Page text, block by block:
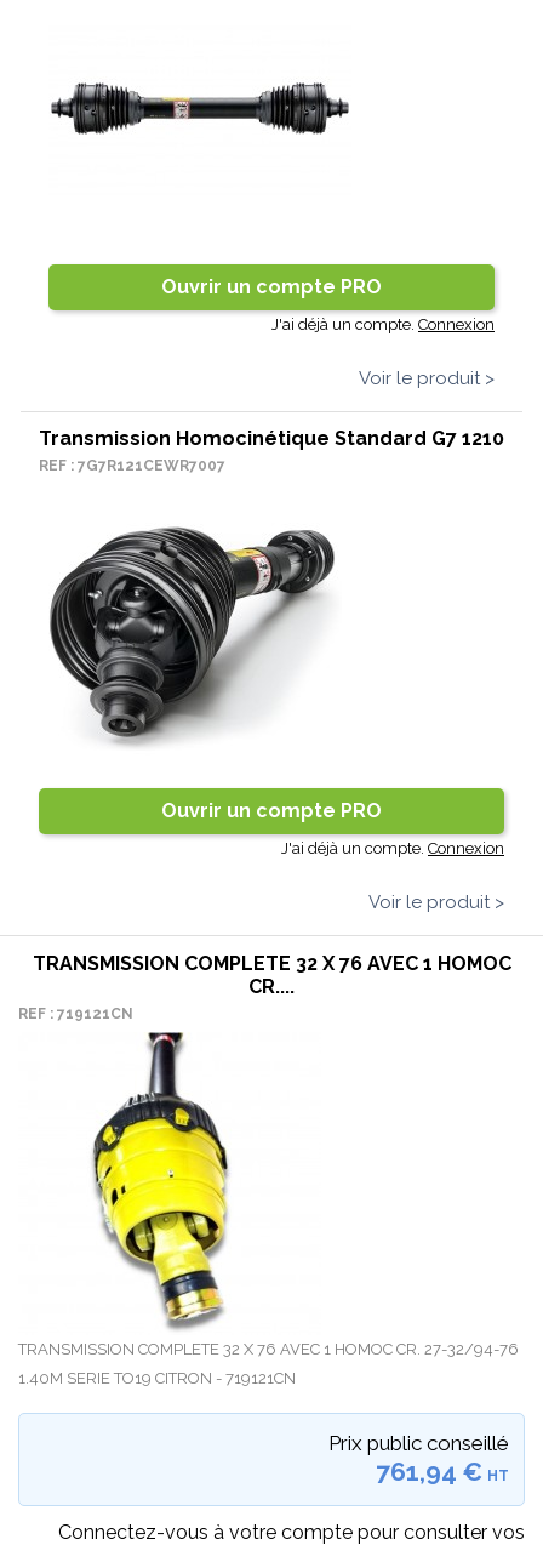
Ouvrir un compte PRO
J'ai déjà un compte. Connexion
Voir le produit >
Transmission Homocinétique Standard G7 1210
REF : 7G7R121CEWR7007
Ouvrir un compte PRO
J'ai déjà un compte. Connexion
Voir le produit >
TRANSMISSION COMPLETE 32 X 76 AVEC 1 HOMOC
CR....
REF : 719121CN
TRANSMISSION COMPLETE 32 X 76 AVEC 1 HOMOC CR. 27-32/94-76
1.40M SERIE TO19 CITRON - 719121CN
Prix public conseillé
761,94 € HT
Connectez-vous à votre compte pour consulter vos